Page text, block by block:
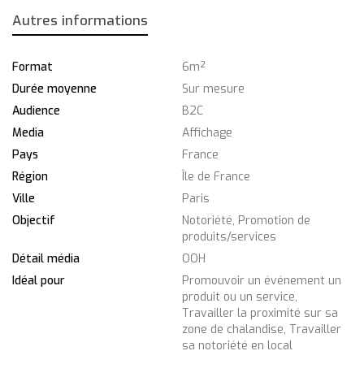
Autres informations
Format
6m²
Durée moyenne
Sur mesure
Audience
B2C
Media
Affichage
Pays
France
Région
Île de France
Ville
Paris
Objectif
Notoriété, Promotion de
produits/services
Détail média
OOH
Idéal pour
Promouvoir un événement un
produit ou un service,
Travailler la proximité sur sa
zone de chalandise, Travailler
sa notoriété en local